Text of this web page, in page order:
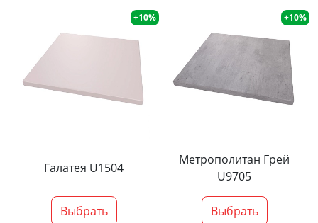
+10%
Галатея U1504
Выбрать
+10%
Метрополитан Грей
U9705
Выбрать